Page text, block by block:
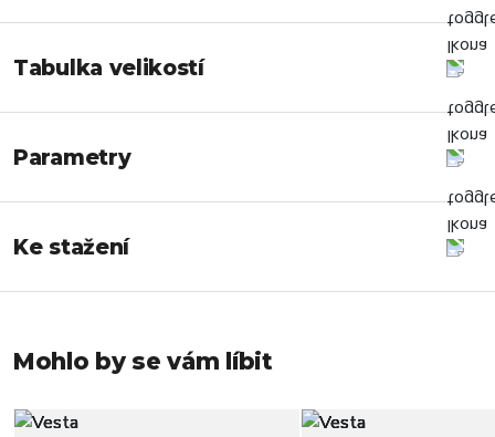
Tabulka velikostí
Parametry
Ke stažení
Mohlo by se vám líbit